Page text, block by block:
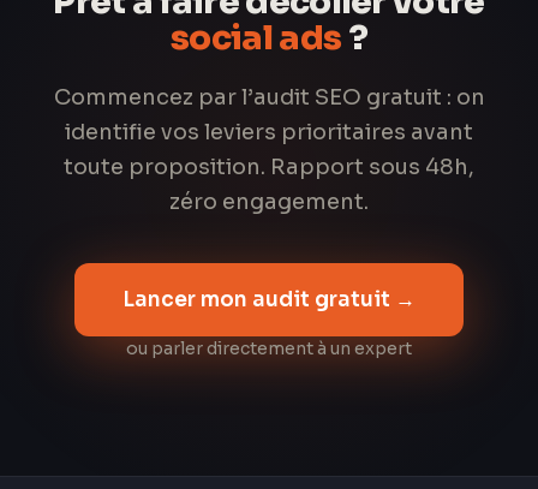
social ads ?
Commencez par l’audit SEO gratuit : on
identifie vos leviers prioritaires avant
toute proposition. Rapport sous 48h,
zéro engagement.
Lancer mon audit gratuit →
ou parler directement à un expert